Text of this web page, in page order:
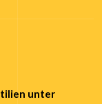
unter